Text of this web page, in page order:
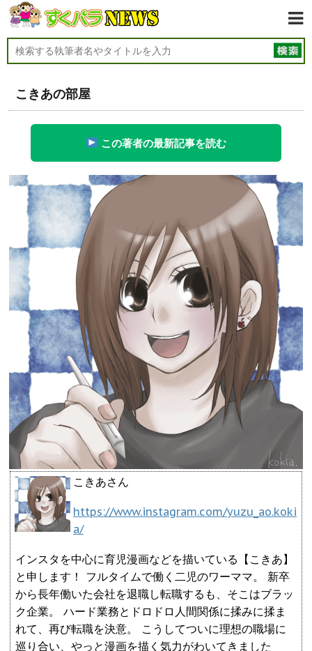
こきあの部屋
この著者の最新記事を読む
こきあさん
https://www.instagram.com/yuzu_ao.koki
a/
インスタを中心に育児漫画などを描いている【こきあ】
と申します！ フルタイムで働く二児のワーママ。 新卒
から長年働いた会社を退職し転職するも、そこはブラッ
ク企業。 ハード業務とドロドロ人間関係に揉みに揉ま
れて、再び転職を決意。 こうしてついに理想の職場に
巡り合い、やっと漫画を描く気力がわいてきました